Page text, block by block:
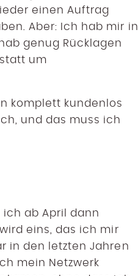
einen Auftrag
Aber: Ich hab mir in
genug Rücklagen
um
komplett kundenlos
und das muss ich
ich ab April dann
eins, das ich mir
in den letzten Jahren
mein Netzwerk